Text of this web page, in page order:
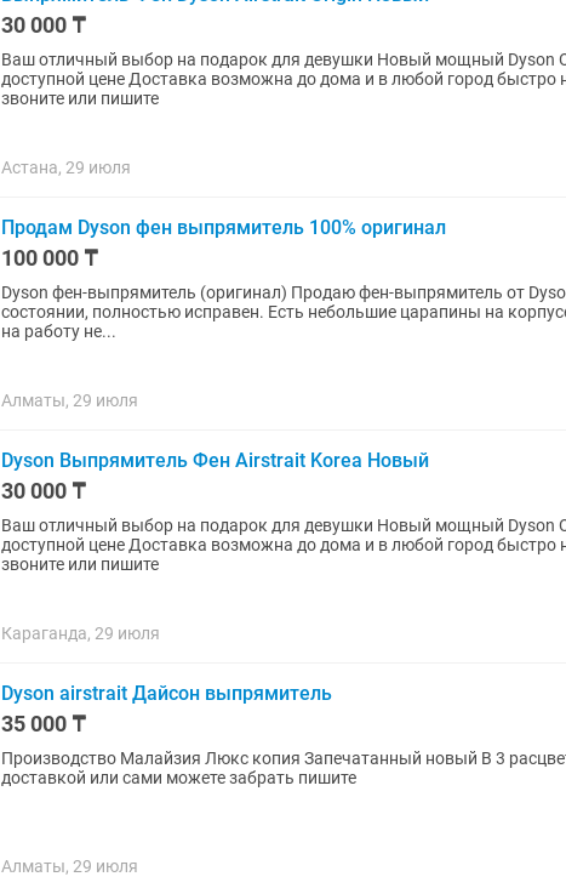
30 000 ₸
Ваш отличный выбор на подарок для девушки Новый мощный Dyson Origin по приемлемой
доступной цене Доставка возможна до дома и в любой город быстро надежно Для покупки
звоните или пишите
Астана, 29 июля
Продам Dyson фен выпрямитель 100% оригинал
100 000 ₸
Dyson фен-выпрямитель (оригинал) Продаю фен-выпрямитель от Dyson. В отличном рабочем
состоянии, полностью исправен. Есть небольшие царапины на корпусе (чисто косметические,
на работу не...
Алматы, 29 июля
Dyson Выпрямитель Фен Airstrait Korea Новый
30 000 ₸
Ваш отличный выбор на подарок для девушки Новый мощный Dyson Origin по приемлемой
доступной цене Доставка возможна до дома и в любой город быстро надежно Для покупки
звоните или пишите
Караганда, 29 июля
Dyson airstrait Дайсон выпрямитель
35 000 ₸
Производство Малайзия Люкс копия Запечатанный новый В 3 расцветках Можем отправить
доставкой или сами можете забрать пишите
Алматы, 29 июля